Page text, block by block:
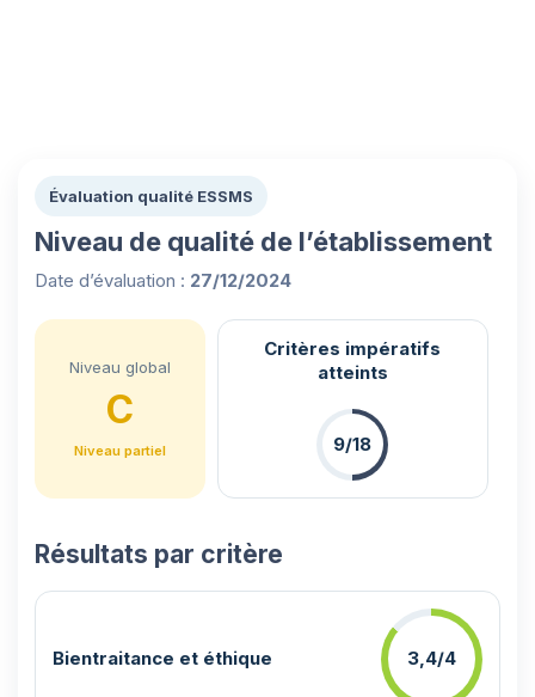
Évaluation qualité ESSMS
Niveau de qualité de l’établissement
Date d’évaluation : 27/12/2024
Niveau global
C
Niveau partiel
Critères impératifs
atteints
9/18
Résultats par critère
Bientraitance et éthique 3,4/4